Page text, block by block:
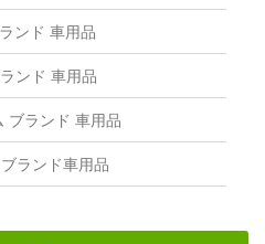
ンド 車用品
ンド 車用品
ブランド 車用品
ランド車用品